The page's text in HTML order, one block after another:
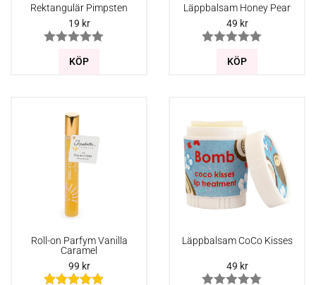
Rektangulär Pimpsten
19 kr
KÖP
Läppbalsam Honey Pear
49 kr
KÖP
Roll-on Parfym Vanilla
Caramel
99 kr
Läppbalsam CoCo Kisses
49 kr